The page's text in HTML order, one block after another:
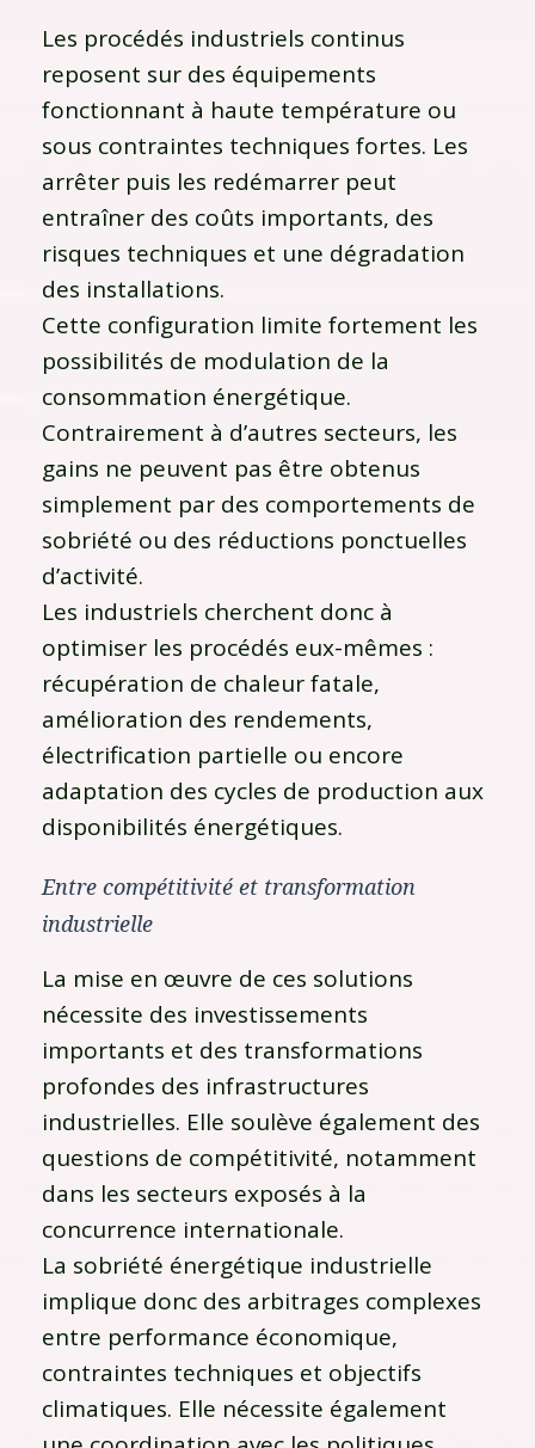
Les procédés industriels continus
reposent sur des équipements
fonctionnant à haute température ou
sous contraintes techniques fortes. Les
arrêter puis les redémarrer peut
entraîner des coûts importants, des
risques techniques et une dégradation
des installations.
Cette configuration limite fortement les
possibilités de modulation de la
consommation énergétique.
Contrairement à d’autres secteurs, les
gains ne peuvent pas être obtenus
simplement par des comportements de
sobriété ou des réductions ponctuelles
d’activité.
Les industriels cherchent donc à
optimiser les procédés eux-mêmes :
récupération de chaleur fatale,
amélioration des rendements,
électrification partielle ou encore
adaptation des cycles de production aux
disponibilités énergétiques.
Entre compétitivité et transformation
industrielle
La mise en œuvre de ces solutions
nécessite des investissements
importants et des transformations
profondes des infrastructures
industrielles. Elle soulève également des
questions de compétitivité, notamment
dans les secteurs exposés à la
concurrence internationale.
La sobriété énergétique industrielle
implique donc des arbitrages complexes
entre performance économique,
contraintes techniques et objectifs
climatiques. Elle nécessite également